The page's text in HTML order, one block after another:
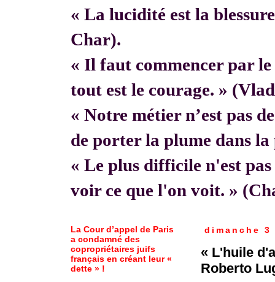
« La lucidité est la
Char).
« Il faut commencer par le
tout est le courage. »
« Notre métier n’est pas
de porter la plume dans
« Le plus difficile n'est
voir ce que l'on voit. »
dimanche
« L'huile
Roberto
La Cour d’appel de Paris
a condamné des
copropriétaires juifs
français en créant leur «
dette » !